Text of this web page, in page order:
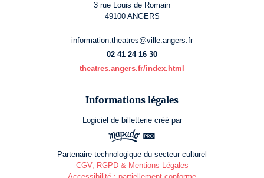
3 rue Louis de Romain
49100 ANGERS
information.theatres@ville.angers.fr
02 41 24 16 30
theatres.angers.fr/index.html
Informations légales
Logiciel de billetterie créé par
Partenaire technologique du secteur culturel
CGV, RGPD & Mentions Légales